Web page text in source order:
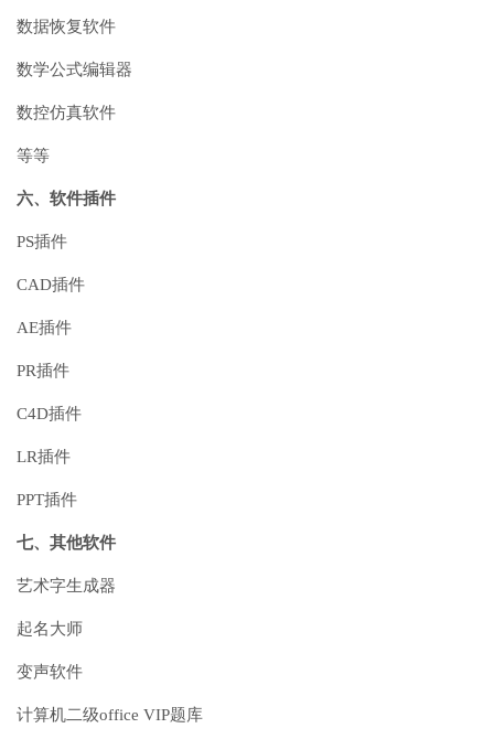
数据恢复软件
数学公式编辑器
数控仿真软件
等等
六、软件插件
PS插件
CAD插件
AE插件
PR插件
C4D插件
LR插件
PPT插件
七、其他软件
艺术字生成器
起名大师
变声软件
计算机二级office VIP题库